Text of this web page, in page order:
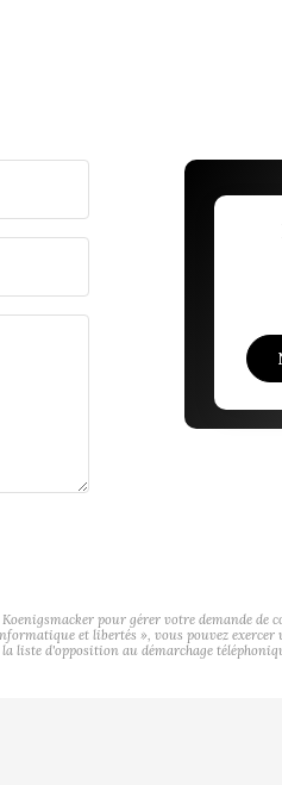
pour gérer votre demande de
et libertés », vous pouvez
liste d'opposition au démarchage